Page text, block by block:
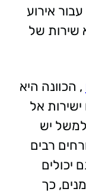
אירוע
שירות של
, הכוונה היא
אל
יש
רבים
יכולים
כך